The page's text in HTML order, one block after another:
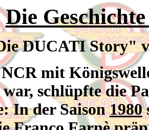
Die
DUCATI Story"
mit
schlüpfte die
In der Saison1980